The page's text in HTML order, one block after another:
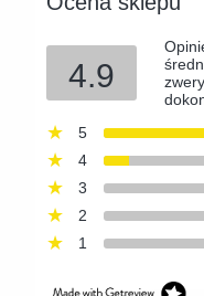
4.9
5
4
3
2
1